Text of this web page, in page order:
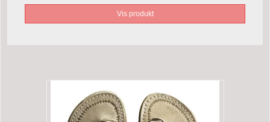
Vis produkt